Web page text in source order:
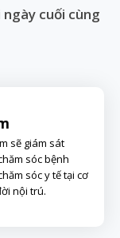
cuối cùng
sẽ giám sát
sóc bệnh
sóc y tế tại cơ
nội trú.